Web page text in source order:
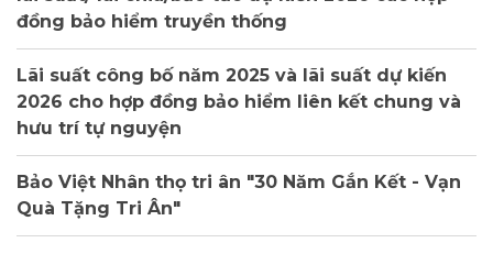
đồng bảo hiểm truyền thống
Lãi suất công bố năm 2025 và lãi suất dự kiến
2026 cho hợp đồng bảo hiểm liên kết chung và
hưu trí tự nguyện
Bảo Việt Nhân thọ tri ân "30 Năm Gắn Kết - Vạn
Quà Tặng Tri Ân"